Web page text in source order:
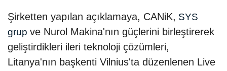
Şirketten yapılan açıklamaya, CANiK, SYS
grup ve Nurol Makina'nın güçlerini birleştirerek
geliştirdikleri ileri teknoloji çözümleri,
Litanya'nın başkenti Vilnius'ta düzenlenen Live